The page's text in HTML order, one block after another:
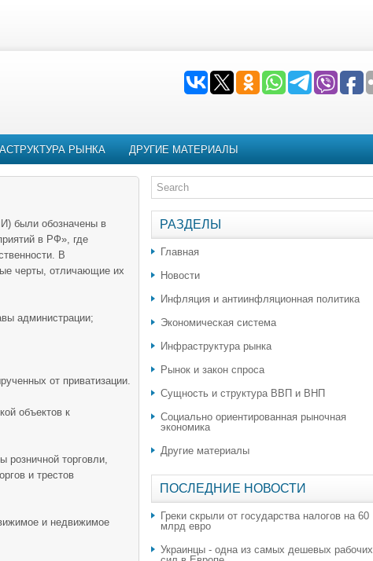
РЫНКА ДРУГИЕ МАТЕРИАЛЫ
были обозначены в
в РФ», где
В
черты, отличающие их
администрации;
от приватизации.
объектов к
розничной торговли,
и трестов
и недвижимое
РАЗДЕЛЫ
Главная
Новости
Инфляция и антиинфляционная политика
Экономическая система
Инфраструктура рынка
Рынок и закон спроса
Сущность и структура ВВП и ВНП
Социально ориентированная рыночная
экономика
Другие материалы
ПОСЛЕДНИЕ НОВОСТИ
Греки скрыли от государства налогов на 60
млрд евро
Украинцы - одна из самых дешевых рабочих